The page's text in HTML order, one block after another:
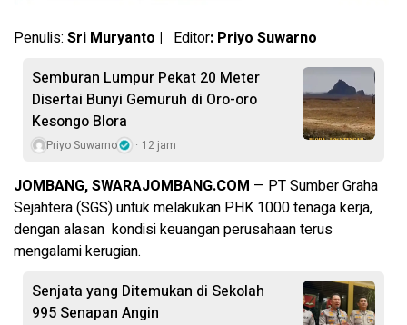
Penulis: Sri Muryanto | Editor: Priyo Suwarno
Semburan Lumpur Pekat 20 Meter
Disertai Bunyi Gemuruh di Oro-oro
Kesongo Blora
Priyo Suwarno 12 jam
JOMBANG, SWARAJOMBANG.COM — PT Sumber Graha
Sejahtera (SGS) untuk melakukan PHK 1000 tenaga kerja,
dengan alasan kondisi keuangan perusahaan terus
mengalami kerugian.
Senjata yang Ditemukan di Sekolah
995 Senapan Angin